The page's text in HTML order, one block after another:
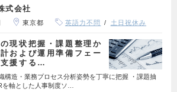
式会社
東京都 英語力不問 土日祝休み
現状把握・課題整理か
および運用準備フェー
援する…
構造・業務プロセス分析姿勢を丁寧に把握 ・課題抽
軸とした人事制度ソ…